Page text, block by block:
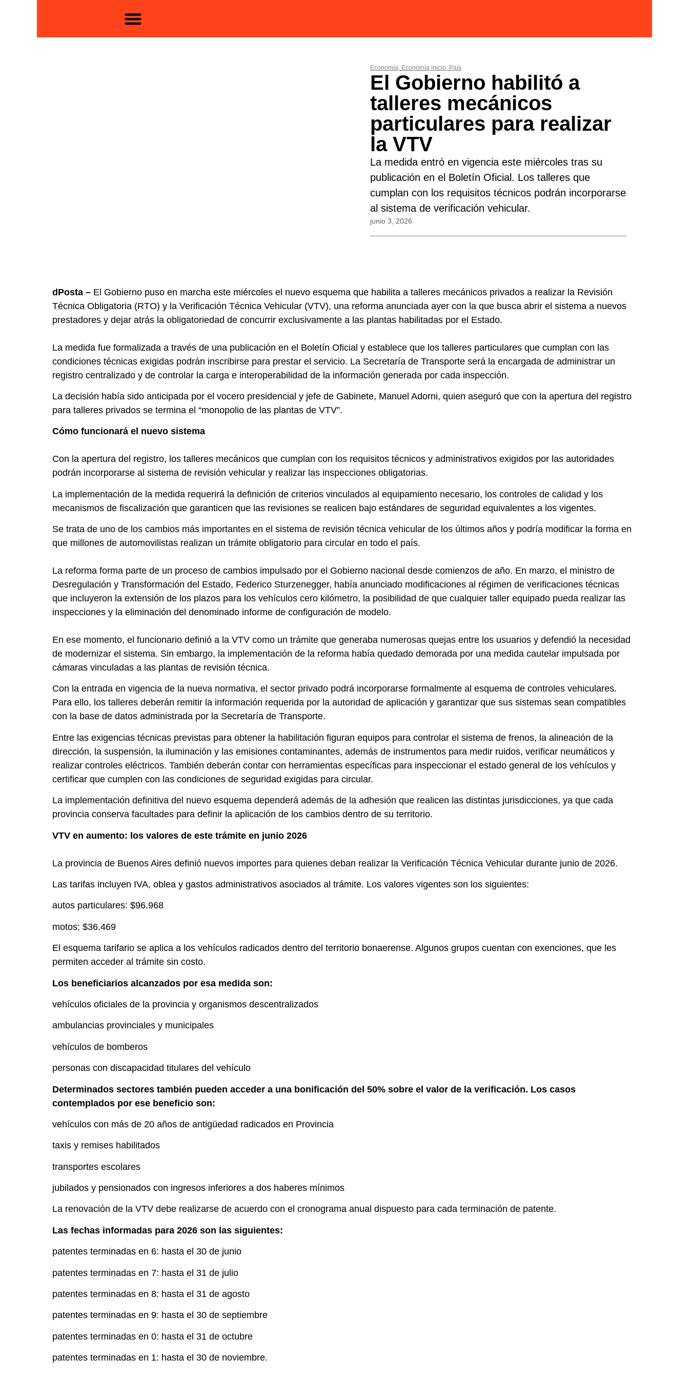
Economía Economía inicio País
El Gobierno habilitó a
talleres mecánicos
particulares para realizar
la VTV
La medida entró en vigencia este miércoles tras su
publicación en el Boletín Oficial. Los talleres que
cumplan con los requisitos técnicos podrán incorporarse
al sistema de verificación vehicular.
junio 3, 2026
dPosta – El Gobierno puso en marcha este miércoles el nuevo esquema que habilita a talleres mecánicos privados a realizar la Revisión
Técnica Obligatoria (RTO) y la Verificación Técnica Vehicular (VTV), una reforma anunciada ayer con la que busca abrir el sistema a nuevos
prestadores y dejar atrás la obligatoriedad de concurrir exclusivamente a las plantas habilitadas por el Estado.
La medida fue formalizada a través de una publicación en el Boletín Oficial y establece que los talleres particulares que cumplan con las
condiciones técnicas exigidas podrán inscribirse para prestar el servicio. La Secretaría de Transporte será la encargada de administrar un
registro centralizado y de controlar la carga e interoperabilidad de la información generada por cada inspección.
La decisión había sido anticipada por el vocero presidencial y jefe de Gabinete, Manuel Adorni, quien aseguró que con la apertura del registro
para talleres privados se termina el “monopolio de las plantas de VTV”.
Cómo funcionará el nuevo sistema
Con la apertura del registro, los talleres mecánicos que cumplan con los requisitos técnicos y administrativos exigidos por las autoridades
podrán incorporarse al sistema de revisión vehicular y realizar las inspecciones obligatorias.
La implementación de la medida requerirá la definición de criterios vinculados al equipamiento necesario, los controles de calidad y los
mecanismos de fiscalización que garanticen que las revisiones se realicen bajo estándares de seguridad equivalentes a los vigentes.
Se trata de uno de los cambios más importantes en el sistema de revisión técnica vehicular de los últimos años y podría modificar la forma en
que millones de automovilistas realizan un trámite obligatorio para circular en todo el país.
La reforma forma parte de un proceso de cambios impulsado por el Gobierno nacional desde comienzos de año. En marzo, el ministro de
Desregulación y Transformación del Estado, Federico Sturzenegger, había anunciado modificaciones al régimen de verificaciones técnicas
que incluyeron la extensión de los plazos para los vehículos cero kilómetro, la posibilidad de que cualquier taller equipado pueda realizar las
inspecciones y la eliminación del denominado informe de configuración de modelo.
En ese momento, el funcionario definió a la VTV como un trámite que generaba numerosas quejas entre los usuarios y defendió la necesidad
de modernizar el sistema. Sin embargo, la implementación de la reforma había quedado demorada por una medida cautelar impulsada por
cámaras vinculadas a las plantas de revisión técnica.
Con la entrada en vigencia de la nueva normativa, el sector privado podrá incorporarse formalmente al esquema de controles vehiculares.
Para ello, los talleres deberán remitir la información requerida por la autoridad de aplicación y garantizar que sus sistemas sean compatibles
con la base de datos administrada por la Secretaría de Transporte.
Entre las exigencias técnicas previstas para obtener la habilitación figuran equipos para controlar el sistema de frenos, la alineación de la
dirección, la suspensión, la iluminación y las emisiones contaminantes, además de instrumentos para medir ruidos, verificar neumáticos y
realizar controles eléctricos. También deberán contar con herramientas específicas para inspeccionar el estado general de los vehículos y
certificar que cumplen con las condiciones de seguridad exigidas para circular.
La implementación definitiva del nuevo esquema dependerá además de la adhesión que realicen las distintas jurisdicciones, ya que cada
provincia conserva facultades para definir la aplicación de los cambios dentro de su territorio.
VTV en aumento: los valores de este trámite en junio 2026
La provincia de Buenos Aires definió nuevos importes para quienes deban realizar la Verificación Técnica Vehicular durante junio de 2026.
Las tarifas incluyen IVA, oblea y gastos administrativos asociados al trámite. Los valores vigentes son los siguientes:
autos particulares: $96.968
motos: $36.469
El esquema tarifario se aplica a los vehículos radicados dentro del territorio bonaerense. Algunos grupos cuentan con exenciones, que les
permiten acceder al trámite sin costo.
Los beneficiarios alcanzados por esa medida son:
vehículos oficiales de la provincia y organismos descentralizados
ambulancias provinciales y municipales
vehículos de bomberos
personas con discapacidad titulares del vehículo
Determinados sectores también pueden acceder a una bonificación del 50% sobre el valor de la verificación. Los casos
contemplados por ese beneficio son:
vehículos con más de 20 años de antigüedad radicados en Provincia
taxis y remises habilitados
transportes escolares
jubilados y pensionados con ingresos inferiores a dos haberes mínimos
La renovación de la VTV debe realizarse de acuerdo con el cronograma anual dispuesto para cada terminación de patente.
Las fechas informadas para 2026 son las siguientes:
patentes terminadas en 6: hasta el 30 de junio
patentes terminadas en 7: hasta el 31 de julio
patentes terminadas en 8: hasta el 31 de agosto
patentes terminadas en 9: hasta el 30 de septiembre
patentes terminadas en 0: hasta el 31 de octubre
patentes terminadas en 1: hasta el 30 de noviembre.